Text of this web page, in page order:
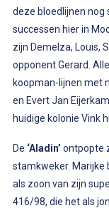
deze bloedlijnen nog
successen hier in
zijn Demelza, Louis,
opponent Gerard.
koopman-lijnen met
en Evert Jan
huidige kolonie Vink
De ‘Aladin’ ontpopte
stamkweker. Marijke
als zoon van zijn
416/98, die het als